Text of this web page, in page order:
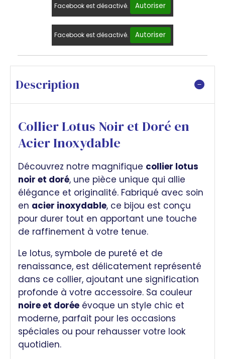
Facebook est désactivé. Autoriser
Facebook est désactivé. Autoriser
Description
Collier Lotus Noir et Doré en
Acier Inoxydable
Découvrez notre magnifique collier lotus
noir et doré, une pièce unique qui allie
élégance et originalité. Fabriqué avec soin
en acier inoxydable, ce bijou est conçu
pour durer tout en apportant une touche
de raffinement à votre tenue.
Le lotus, symbole de pureté et de
renaissance, est délicatement représenté
dans ce collier, ajoutant une signification
profonde à votre accessoire. Sa couleur
noire et dorée évoque un style chic et
moderne, parfait pour les occasions
spéciales ou pour rehausser votre look
quotidien.